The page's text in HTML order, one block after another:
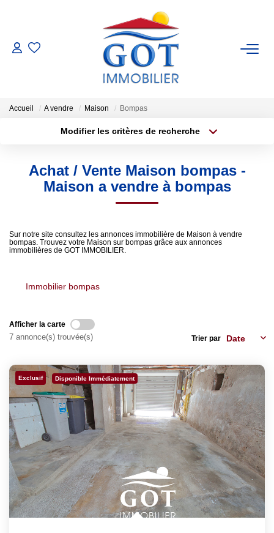
VENTES
GESTION
ESTIMATION
NOS AGENCES
Blog
CONTACT
Accueil A vendre Maison Bompas
Modifier les critères de recherche
Type de bien
Budget max Plus de critères
Achat / Vente Maison bompas -
Maison a vendre à bompas
Sur notre site consultez les annonces immobilière de Maison à vendre
bompas. Trouvez votre Maison sur bompas grâce aux annonces
immobilières de GOT IMMOBILIER.
Immobilier bompas
Afficher la carte
7 annonce(s) trouvée(s) Trier par
Exclusif Disponible Immédiatement